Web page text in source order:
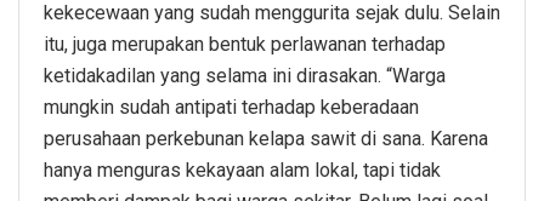
kekecewaan yang sudah menggurita sejak dulu. Selain
itu, juga merupakan bentuk perlawanan terhadap
ketidakadilan yang selama ini dirasakan. “Warga
mungkin sudah antipati terhadap keberadaan
perusahaan perkebunan kelapa sawit di sana. Karena
hanya menguras kekayaan alam lokal, tapi tidak